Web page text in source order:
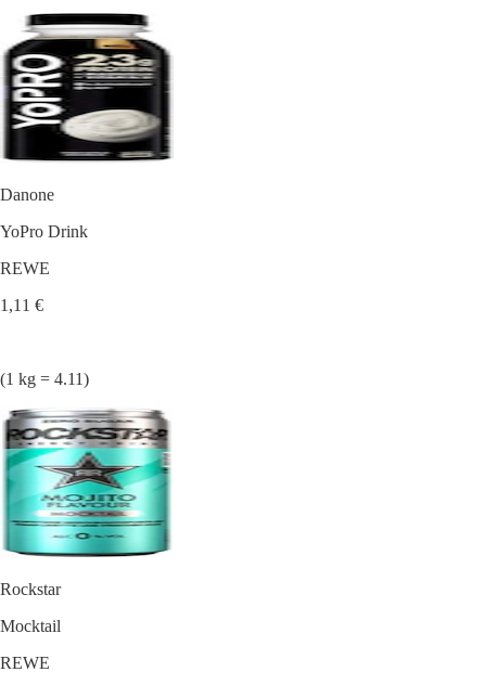
Danone
YoPro Drink
REWE
1,11 €
(1 kg = 4.11)
Rockstar
Mocktail
REWE